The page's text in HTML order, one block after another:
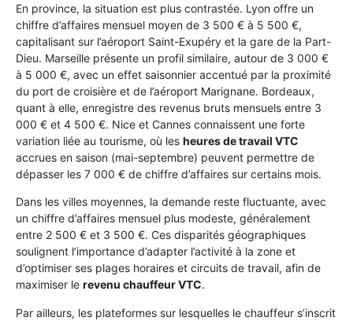
En province, la situation est plus contrastée. Lyon offre un
chiffre d’affaires mensuel moyen de 3 500 € à 5 500 €,
capitalisant sur l’aéroport Saint-Exupéry et la gare de la Part-
Dieu. Marseille présente un profil similaire, autour de 3 000 €
à 5 000 €, avec un effet saisonnier accentué par la proximité
du port de croisière et de l’aéroport Marignane. Bordeaux,
quant à elle, enregistre des revenus bruts mensuels entre 3
000 € et 4 500 €. Nice et Cannes connaissent une forte
variation liée au tourisme, où les heures de travail VTC
accrues en saison (mai-septembre) peuvent permettre de
dépasser les 7 000 € de chiffre d’affaires sur certains mois.
Dans les villes moyennes, la demande reste fluctuante, avec
un chiffre d’affaires mensuel plus modeste, généralement
entre 2 500 € et 3 500 €. Ces disparités géographiques
soulignent l’importance d’adapter l’activité à la zone et
d’optimiser ses plages horaires et circuits de travail, afin de
maximiser le revenu chauffeur VTC.
Par ailleurs, les plateformes sur lesquelles le chauffeur s’inscrit